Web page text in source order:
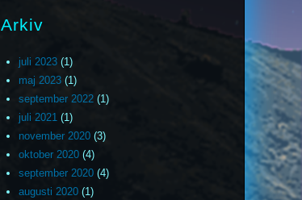
Arkiv
juli 2023(1)
maj 2023(1)
september 2022(1)
juli 2021(1)
november 2020(3)
oktober 2020(4)
september 2020(4)
augusti 2020(1)